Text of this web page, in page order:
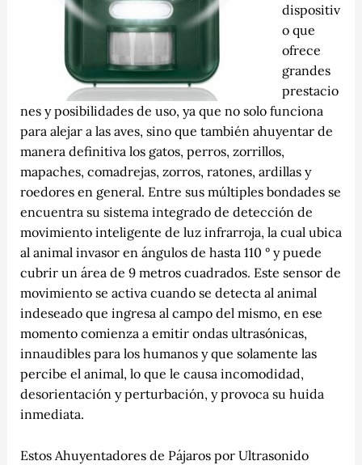
dispositiv
o que
ofrece
grandes
prestacio
nes y posibilidades de uso, ya que no solo funciona
para alejar a las aves, sino que también ahuyentar de
manera definitiva los gatos, perros, zorrillos,
mapaches, comadrejas, zorros, ratones, ardillas y
roedores en general. Entre sus múltiples bondades se
encuentra su sistema integrado de detección de
movimiento inteligente de luz infrarroja, la cual ubica
al animal invasor en ángulos de hasta 110 ° y puede
cubrir un área de 9 metros cuadrados. Este sensor de
movimiento se activa cuando se detecta al animal
indeseado que ingresa al campo del mismo, en ese
momento comienza a emitir ondas ultrasónicas,
innaudibles para los humanos y que solamente las
percibe el animal, lo que le causa incomodidad,
desorientación y perturbación, y provoca su huida
inmediata.
Estos Ahuyentadores de Pájaros por Ultrasonido